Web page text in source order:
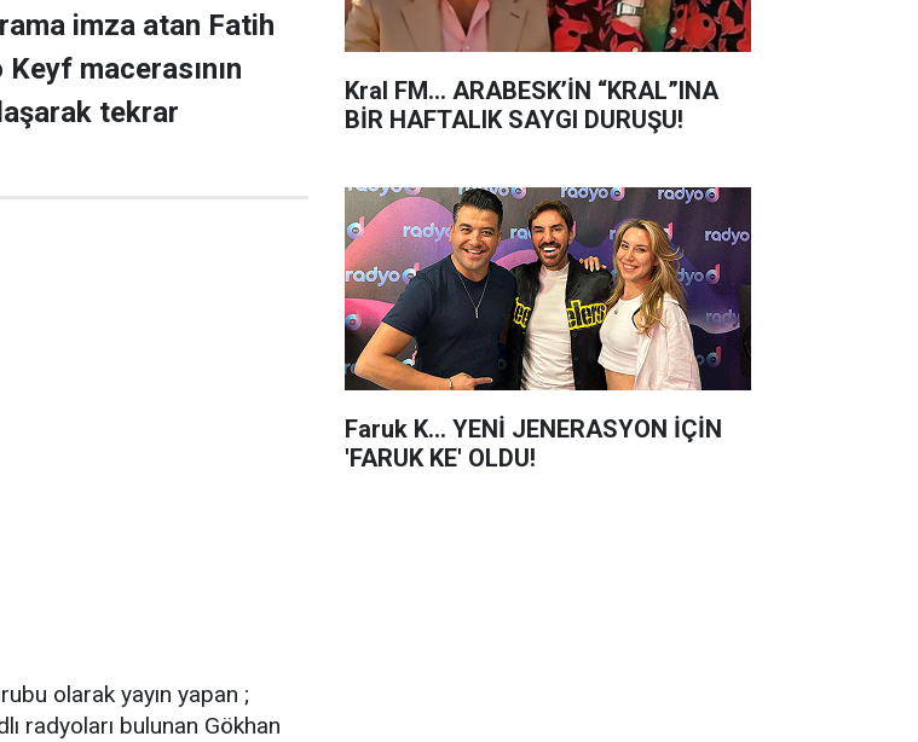
imza atan Fatih
macerasının
tekrar
olarak yayın yapan ;
radyoları bulunan Gökhan
Kral FM… ARABESK’İN “KRAL”INA
BİR HAFTALIK SAYGI DURUŞU!
Faruk K... YENİ JENERASYON İÇİN
'FARUK KE' OLDU!